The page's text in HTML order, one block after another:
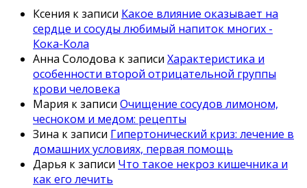
Ксения к записи Какое влияние оказывает на
сердце и сосуды любимый напиток многих -
Кока-Кола
Анна Солодова к записи Характеристика и
особенности второй отрицательной группы
крови человека
Мария к записи Очищение сосудов лимоном,
чесноком и медом: рецепты
Зина к записи Гипертонический криз: лечение в
домашних условиях, первая помощь
Дарья к записи Что такое некроз кишечника и
как его лечить